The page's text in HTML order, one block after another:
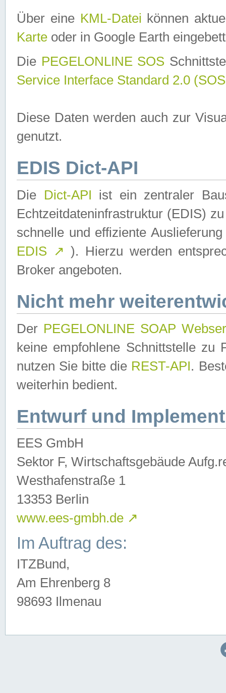
Über eine KML-Datei können
Karte oder in Google Earth
Die PEGELONLINE SOS
Service Interface Standard 2.0
Diese Daten werden auch zur
genutzt.
EDIS Dict-API
Die Dict-API ist ein zentraler
Echtzeitdateninfrastruktur (EDIS)
schnelle und effiziente
EDIS ↗ ). Hierzu werden
Broker angeboten.
Nicht mehr
Der PEGELONLINE SOAP
keine empfohlene Schnittstelle zu
nutzen Sie bitte die REST-API.
weiterhin bedient.
Entwurf und
EES GmbH
Sektor F, Wirtschaftsgebäude
Westhafenstraße 1
13353 Berlin
www.ees-gmbh.de ↗
Im Auftrag des:
ITZBund,
Am Ehrenberg 8
98693 Ilmenau